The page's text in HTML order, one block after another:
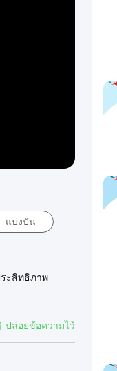
แบ่งปัน
ระสิทธิภาพ
ปล่อยข้อความไว้